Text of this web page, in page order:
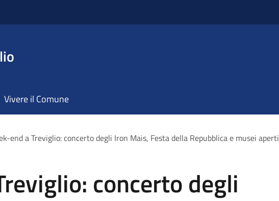
Vivere il Comune
end a Treviglio: concerto degli Iron Mais, Festa della Repubblica e musei aperti
concerto degli